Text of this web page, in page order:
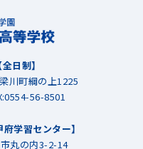
日制】
川町綱の上1225
56-8501
学習センター】
丸の内3-2-14